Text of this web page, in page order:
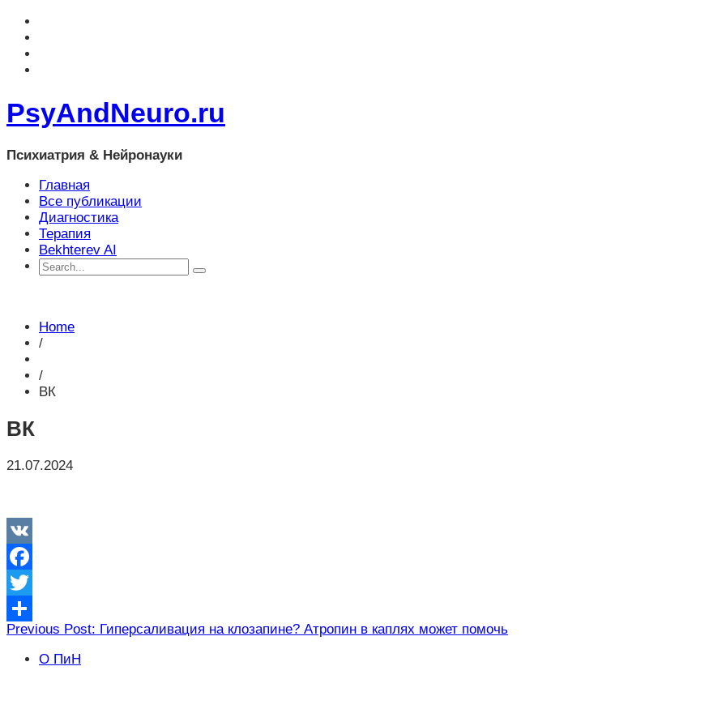
PsyAndNeuro.ru
Психиатрия & Нейронауки
Главная
Все публикации
Диагностика
Терапия
Bekhterev AI
Home
/
/
ВК
ВК
21.07.2024
VK
Facebook
Twitter
Отправить
Навигация
по
Previous Post: Гиперсаливация на клозапине? Атропин в каплях может помочь
О ПиН